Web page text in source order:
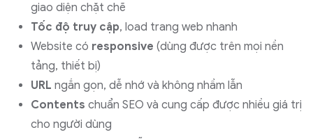
giao diện chặt chẽ
Tốc độ truy cập, load trang web nhanh
Website có responsive (dùng được trên mọi nền
tảng, thiết bị)
URL ngắn gọn, dễ nhớ và không nhầm lẫn
Contents chuẩn SEO và cung cấp được nhiều giá trị
cho người dùng